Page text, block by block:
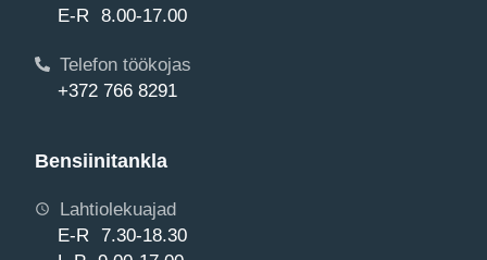
E-R 8.00-17.00
Telefon töökojas
+372 766 8291
Bensiinitankla
Lahtiolekuajad
E-R 7.30-18.30